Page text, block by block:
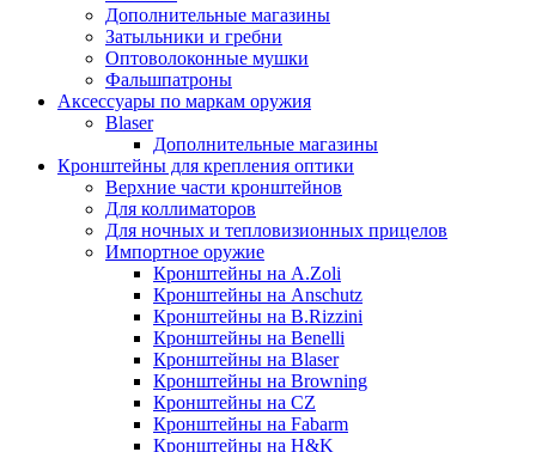
Дополнительные магазины
Затыльники и гребни
Оптоволоконные мушки
Фальшпатроны
Аксессуары по маркам оружия
Blaser
Дополнительные магазины
Кронштейны для крепления оптики
Верхние части кронштейнов
Для коллиматоров
Для ночных и тепловизионных прицелов
Импортное оружие
Кронштейны на A.Zoli
Кронштейны на Anschutz
Кронштейны на B.Rizzini
Кронштейны на Benelli
Кронштейны на Blaser
Кронштейны на Browning
Кронштейны на CZ
Кронштейны на Fabarm
Кронштейны на H&K